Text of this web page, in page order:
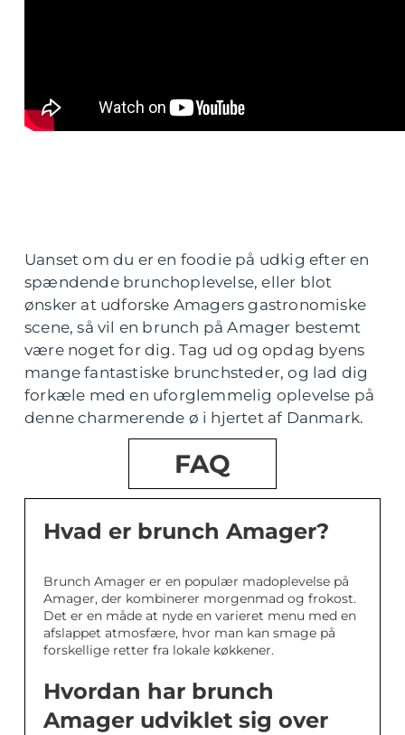
Uanset om du er en foodie på udkig efter en
spændende brunchoplevelse, eller blot
ønsker at udforske Amagers gastronomiske
scene, så vil en brunch på Amager bestemt
være noget for dig. Tag ud og opdag byens
mange fantastiske brunchsteder, og lad dig
forkæle med en uforglemmelig oplevelse på
denne charmerende ø i hjertet af Danmark.
FAQ
Hvad er brunch Amager?
Brunch Amager er en populær madoplevelse på
Amager, der kombinerer morgenmad og frokost.
Det er en måde at nyde en varieret menu med en
afslappet atmosfære, hvor man kan smage på
forskellige retter fra lokale køkkener.
Hvordan har brunch
Amager udviklet sig over